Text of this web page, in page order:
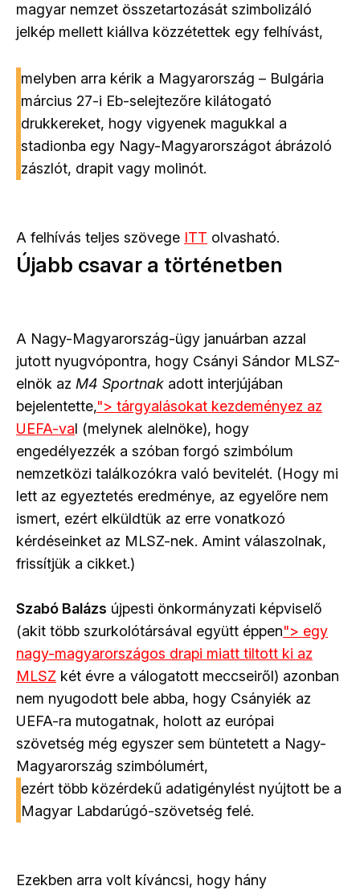
magyar nemzet összetartozását szimbolizáló
jelkép mellett kiállva közzétettek egy felhívást,
melyben arra kérik a Magyarország – Bulgária
március 27-i Eb-selejtezőre kilátogató
drukkereket, hogy vigyenek magukkal a
stadionba egy Nagy-Magyarországot ábrázoló
zászlót, drapit vagy molinót.
A felhívás teljes szövege ITT olvasható.
Újabb csavar a történetben
A Nagy-Magyarország-ügy januárban azzal
jutott nyugvópontra, hogy Csányi Sándor MLSZ-
elnök az M4 Sportnak adott interjújában
bejelentette,"> tárgyalásokat kezdeményez az
UEFA-val (melynek alelnöke), hogy
engedélyezzék a szóban forgó szimbólum
nemzetközi találkozókra való bevitelét. (Hogy mi
lett az egyeztetés eredménye, az egyelőre nem
ismert, ezért elküldtük az erre vonatkozó
kérdéseinket az MLSZ-nek. Amint válaszolnak,
frissítjük a cikket.)
Szabó Balázs újpesti önkormányzati képviselő
(akit több szurkolótársával együtt éppen"> egy
nagy-magyarországos drapi miatt tiltott ki az
MLSZ két évre a válogatott meccseiről) azonban
nem nyugodott bele abba, hogy Csányiék az
UEFA-ra mutogatnak, holott az európai
szövetség még egyszer sem büntetett a Nagy-
Magyarország szimbólumért,
ezért több közérdekű adatigénylést nyújtott be a
Magyar Labdarúgó-szövetség felé.
Ezekben arra volt kíváncsi, hogy hány